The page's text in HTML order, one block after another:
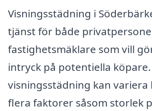
Visningsstädning i
tjänst för både
fastighetsmäklare som vill
intryck på potentiella
visningsstädning kan variera
flera faktorer såsom storlek